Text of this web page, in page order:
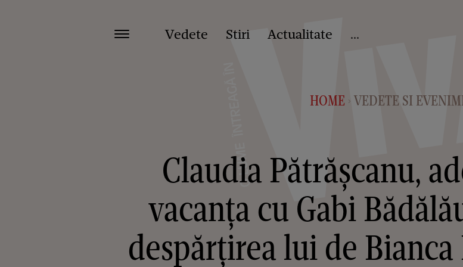
Vedete Stiri Actualitate ...
HOME > VEDETE SI
Claudia Pătrășcanu,
vacanța cu Gabi
despărțirea lui de Bianca